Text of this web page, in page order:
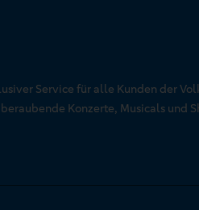
Service für alle Kunden der
Konzerte, Musicals und